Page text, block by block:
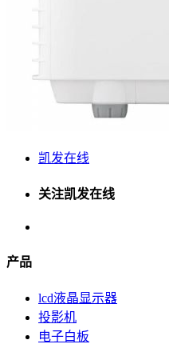
凯发在线
关注凯发在线
产品
lcd液晶显示器
投影机
电子白板